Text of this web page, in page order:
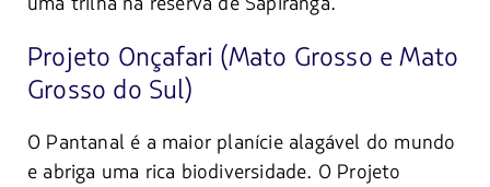
Projeto Onçafari (Mato Grosso e Mato
Grosso do Sul)
O Pantanal é a maior planície alagável do mundo
e abriga uma rica biodiversidade. O Projeto